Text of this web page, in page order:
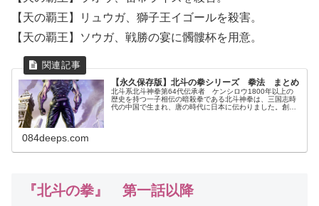
【天の覇王】リュウガ、獅子王イゴールを殺害。
【天の覇王】ソウガ、戦勝の宴に髑髏杯を用意。
【永久保存版】北斗の拳シリーズ 拳法 まとめ
北斗系北斗神拳第64代伝承者 ケンシロウ1800年以上の
歴史を持つ一子相伝の暗殺拳である北斗神拳は、三国志時
代の中国で生まれ、唐の時代に日本に伝わりました。創始
084deeps.com
『北斗の拳』 第一話以降